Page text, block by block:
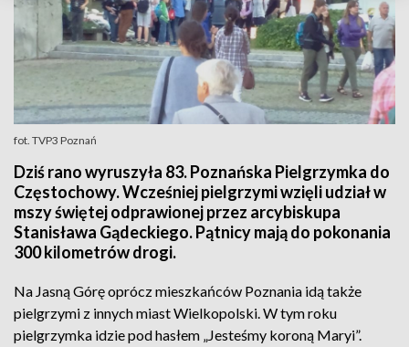
fot. TVP3 Poznań
Dziś rano wyruszyła 83. Poznańska Pielgrzymka do
Częstochowy. Wcześniej pielgrzymi wzięli udział w
mszy świętej odprawionej przez arcybiskupa
Stanisława Gądeckiego. Pątnicy mają do pokonania
300 kilometrów drogi.
Na Jasną Górę oprócz mieszkańców Poznania idą także
pielgrzymi z innych miast Wielkopolski. W tym roku
pielgrzymka idzie pod hasłem „Jesteśmy koroną Maryi”.